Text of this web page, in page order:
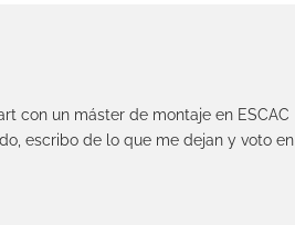
con un máster de montaje en ESCAC
escribo de lo que me dejan y voto en